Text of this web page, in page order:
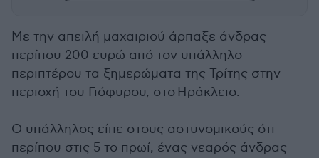
Με την απειλή μαχαιριού άρπαξε άνδρας
περίπου 200 ευρώ από τον υπάλληλο
περιπτέρου τα ξημερώματα της Τρίτης στην
περιοχή του Γιόφυρου, στο Ηράκλειο.
Ο υπάλληλος είπε στους αστυνομικούς ότι
περίπου στις 5 το πρωί, ένας νεαρός άνδρας